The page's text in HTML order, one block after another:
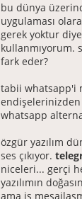
bu dünya
uygulaması
gerek yoktur
kullanmıyorum.
fark eder?
tabii whatsapp'i
endişelerinizden
whatsapp
özgür yazılım
ses çıkıyor.
niceleri... gerçi
yazılımın
ama iş